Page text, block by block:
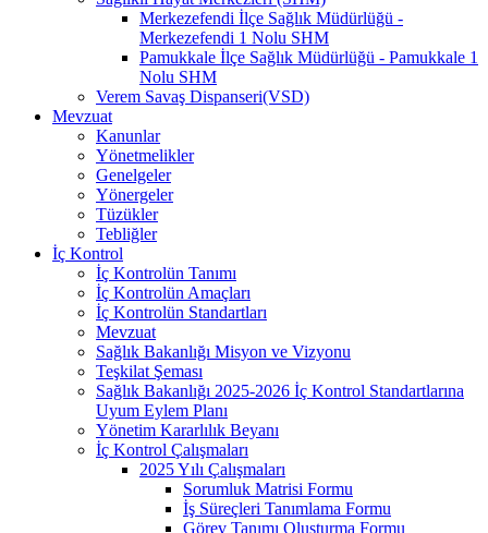
Merkezefendi İlçe Sağlık Müdürlüğü -
Merkezefendi 1 Nolu SHM
Pamukkale İlçe Sağlık Müdürlüğü - Pamukkale 1
Nolu SHM
Verem Savaş Dispanseri(VSD)
Mevzuat
Kanunlar
Yönetmelikler
Genelgeler
Yönergeler
Tüzükler
Tebliğler
İç Kontrol
İç Kontrolün Tanımı
İç Kontrolün Amaçları
İç Kontrolün Standartları
Mevzuat
Sağlık Bakanlığı Misyon ve Vizyonu
Teşkilat Şeması
Sağlık Bakanlığı 2025-2026 İç Kontrol Standartlarına
Uyum Eylem Planı
Yönetim Kararlılık Beyanı
İç Kontrol Çalışmaları
2025 Yılı Çalışmaları
Sorumluk Matrisi Formu
İş Süreçleri Tanımlama Formu
Görev Tanımı Oluşturma Formu